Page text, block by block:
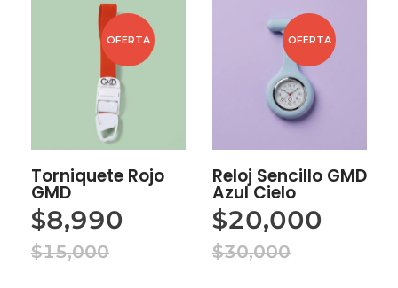
OFERTA
Torniquete Rojo
GMD
$8,990
$15,000
OFERTA
Reloj Sencillo GMD
Azul Cielo
$20,000
$30,000